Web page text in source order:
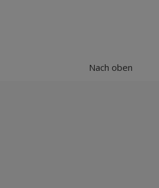
Nach oben